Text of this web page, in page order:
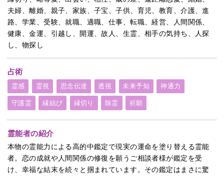
夫婦、離婚、親子、家族、子宝、子供、育児、教育、介護、進
路、学業、受験、就職、適職、仕事、転職、経営、人間関係、
健康、金運、引越し、開運、故人、生霊、相手の気持ち、人探
し、物探し
占術
霊感 霊視 思念伝達 透視 未来予知 神通力
守護霊 縁結び 縁切り 除霊 祈願
霊能者の紹介
本物の霊能力による高的中鑑定で現実の運命を塗り替える霊能
者。恋の成就や人間関係の修復を願うご相談者様が鑑定を受
け、幸福な結末を続々と掴まれています。その鑑定はまさに驚